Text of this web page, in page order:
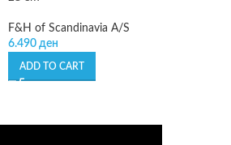
F&H of Scandinavia A/S
6.490 ден
ADD TO CART